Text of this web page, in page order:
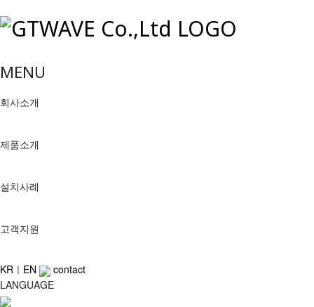
MENU
회사소개
제품소개
설치사례
고객지원
KR ㅣ EN
contact
LANGUAGE